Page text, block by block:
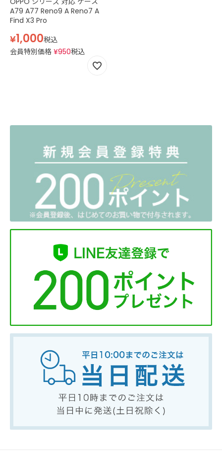
A79 A77 Reno9 A Reno7 A
Find X3 Pro
¥1,000税込
会員特別価格 ¥950税込